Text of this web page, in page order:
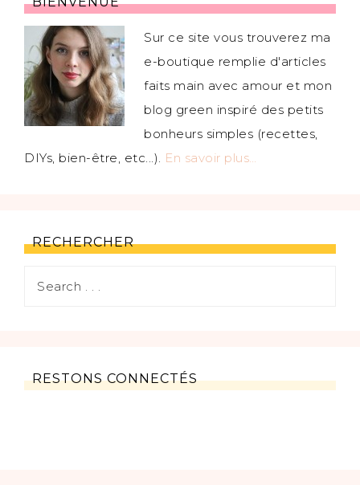
Sur ce site vous trouverez ma
e-boutique remplie d'articles
faits main avec amour et mon
blog green inspiré des petits
bonheurs simples (recettes,
DIYs, bien-être, etc...). En savoir plus…
RECHERCHER
RESTONS CONNECTÉS